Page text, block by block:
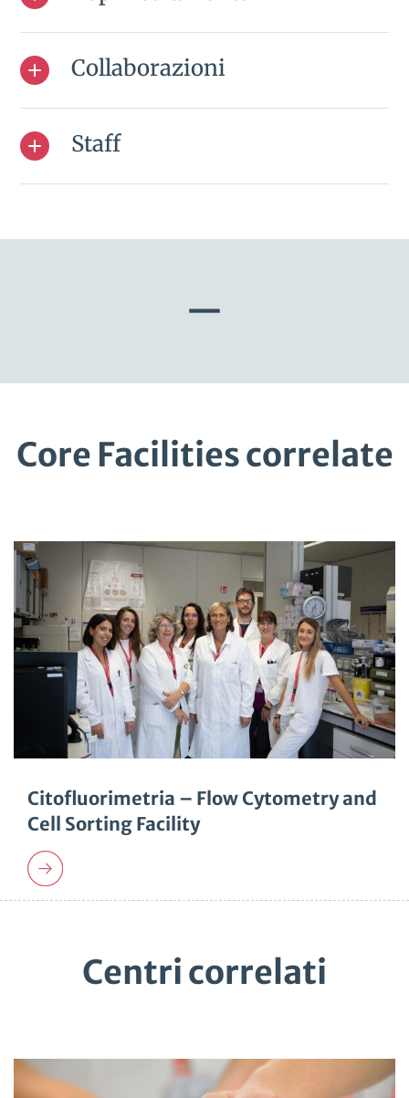
Collaborazioni
Staff
—
Core Facilities correlate
Citofluorimetria – Flow Cytometry and
Cell Sorting Facility
Centri correlati